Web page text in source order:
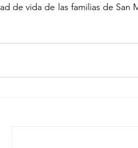
de vida de las familias de San